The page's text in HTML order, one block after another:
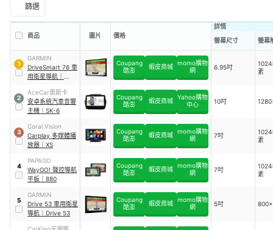
篩選
商品 圖片 價格
詳情
螢幕尺寸
螢幕
1
GARMIN
DriveSmart 76 車
用衛星導航
Coupang
酷澎
蝦皮商城 momo購物
網
6.95吋
素
2
AceCar奧斯卡
安卓系統汽車音響
主機
SK-6
Coupang
酷澎
蝦皮商城 Yahoo購物
中心
10吋
3
Coral Vision
Carplay 多媒體播
放器
XS
Coupang
酷澎
蝦皮商城 momo購物
網
7吋
素
4
PAPAGO
WayGO! 聲控導航
平板
880
Coupang
酷澎
蝦皮商城 momo購物
網
7吋
素
5
GARMIN
Drive 53 車用衛星
導航
Drive 53
Coupang
酷澎
蝦皮商城 momo購物
網
5吋